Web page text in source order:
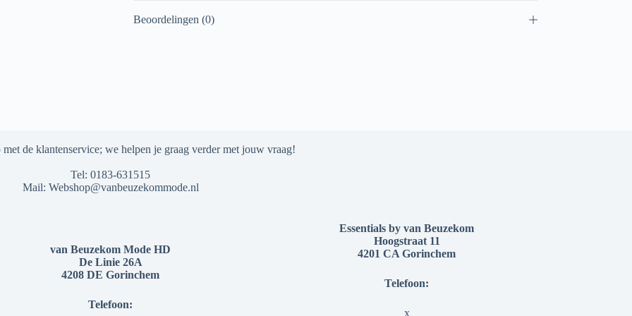
Beoordelingen (0)
met de klantenservice; we helpen je graag verder met jouw vraag!
Tel:0183-631515
Mail: Webshop@vanbeuzekommode.nl
van Beuzekom Mode HD
De Linie 26A
4208 DE Gorinchem
Telefoon:
Essentials by van Beuzekom
Hoogstraat 11
4201 CA Gorinchem
Telefoon:
x